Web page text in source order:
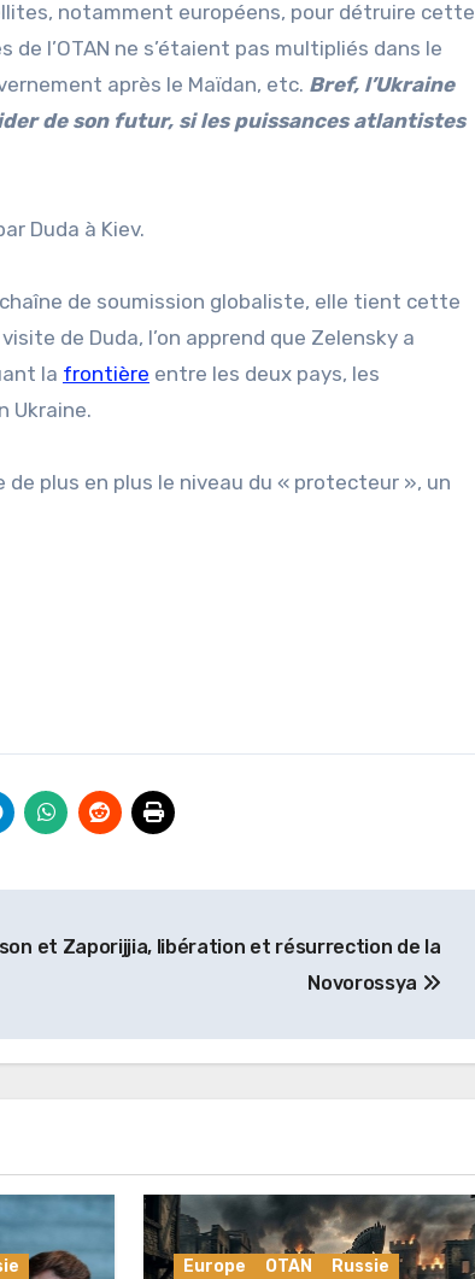
notamment européens, pour détruire cette
l’OTAN ne s’étaient pas multipliés dans le
après le Maïdan, etc. Bref, l’Ukraine
de son futur, si les puissances atlantistes
Duda à Kiev.
de soumission globaliste, elle tient cette
de Duda, l’on apprend que Zelensky a
la frontière entre les deux pays, les
Ukraine.
plus en plus le niveau du « protecteur », un
et Zaporijjia, libération et résurrection de la
Novorossya
Europe OTAN Russie